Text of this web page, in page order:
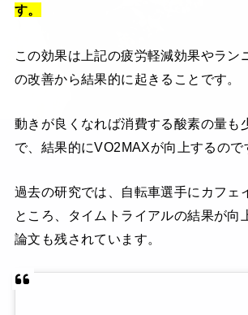
す。
この効果は上記の疲労軽減効果やラン
の改善から結果的に起きることです。
動きが良くなれば消費する酸素の量も
で、結果的にVO2MAXが向上するので
過去の研究では、自転車選手にカフェ
ところ、タイムトライアルの結果が向
論文も残されています。